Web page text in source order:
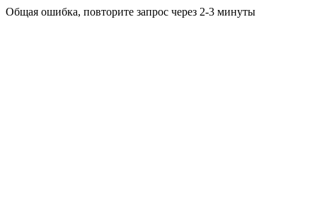
Общая ошибка, повторите запрос через 2-3 минуты